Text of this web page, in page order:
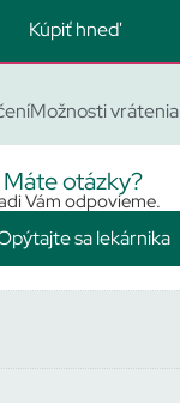
Kúpiť hneď
Možnosti vrátenia
Máte otázky?
Vám odpovieme.
sa lekárnika